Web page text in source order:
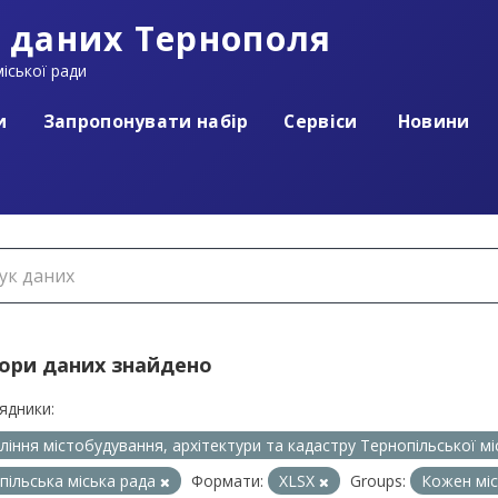
Тернополя
ради
Запропонувати набір Сервіси Новини
даних знайдено
містобудування, архітектури та кадастру Тернопільської
міська рада
Формати: XLSX Groups: Кожен